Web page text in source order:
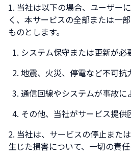
当社は以下の場合、ユーザー
く、本サービスの全部または一
ものとします。
システム保守または更新が必
地震、火災、停電など不可抗
通信回線やシステムが事故に
その他、当社がサービス提供
当社は、サービスの停止また
生じた損害について、一切の責任